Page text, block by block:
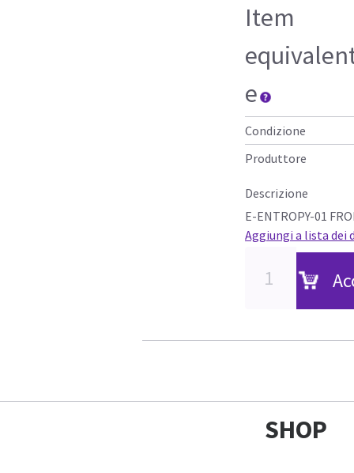
Item
e
Condizione
Produttore
Descrizione
E-ENTROPY-01
Aggiungi a lista dei
SHOP